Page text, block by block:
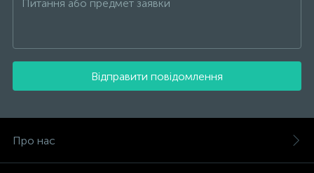
Відправити повідомлення
Про нас